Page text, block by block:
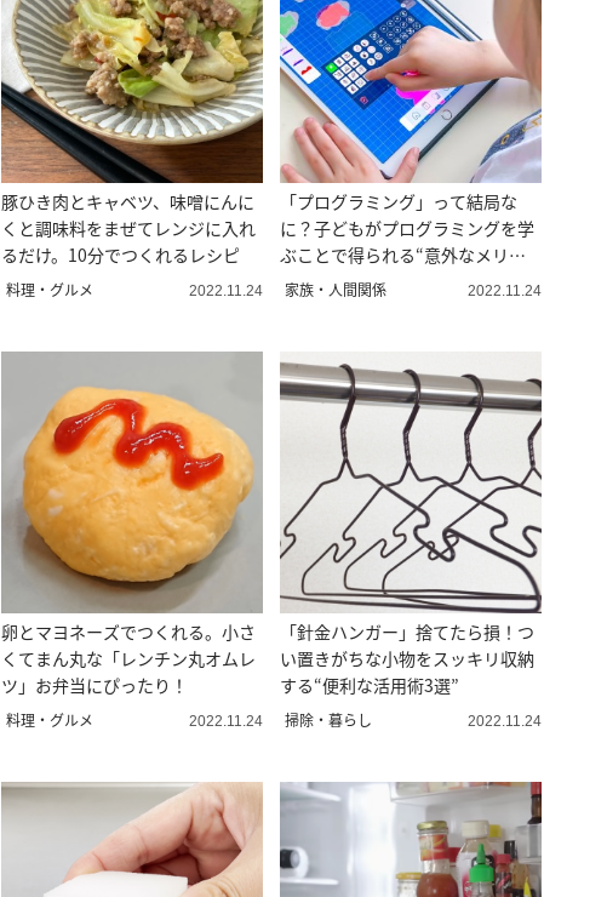
豚ひき肉とキャベツ、味噌にんに
くと調味料をまぜてレンジに入れ
るだけ。10分でつくれるレシピ
料理・グルメ 2022.11.24
「プログラミング」って結局な
に？子どもがプログラミングを学
ぶことで得られる“意外なメリッ
ト”とは
家族・人間関係 2022.11.24
卵とマヨネーズでつくれる。小さ
くてまん丸な「レンチン丸オムレ
ツ」お弁当にぴったり！
料理・グルメ 2022.11.24
「針金ハンガー」捨てたら損！つ
い置きがちな小物をスッキリ収納
する“便利な活用術3選”
掃除・暮らし 2022.11.24